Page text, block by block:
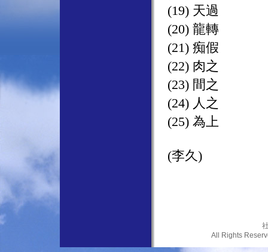
(19) 天過
(20) 龍轉
(21) 痴假
(22) 肉之
(23) 間之
(24) 人之
(25) 為上
(李久)
All Rights